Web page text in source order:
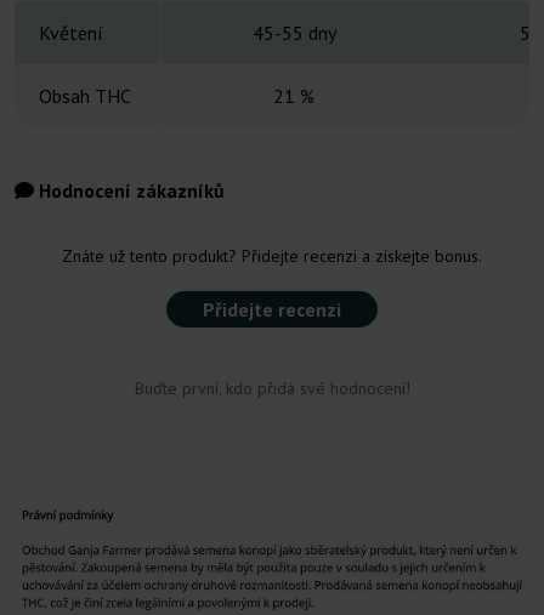
Květení 45-55 dny
Obsah THC 21 %
Hodnocení zákazníků
Znáte už tento produkt? Přidejte recenzi a získejte bonus.
Přidejte recenzi
Buďte první, kdo přidá své hodnocení!